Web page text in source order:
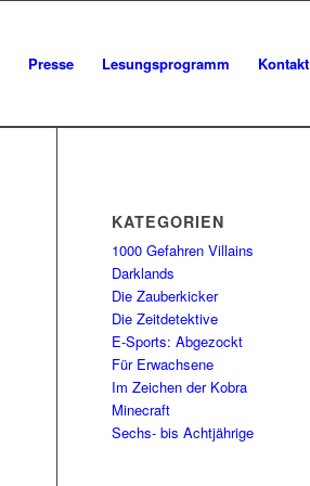
Presse Lesungsprogramm Kontakt
KATEGORIEN
1000 Gefahren Villains
Darklands
Die Zauberkicker
Die Zeitdetektive
E-Sports: Abgezockt
Für Erwachsene
Im Zeichen der Kobra
Minecraft
Sechs- bis Achtjährige